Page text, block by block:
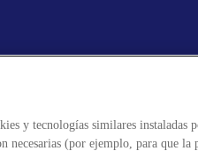
y tecnologías similares instaladas
necesarias (por ejemplo, para que la